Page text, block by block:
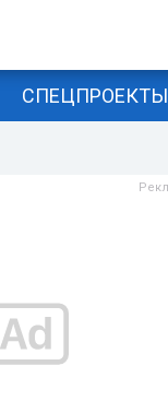
СПЕЦПРОЕКТЫ